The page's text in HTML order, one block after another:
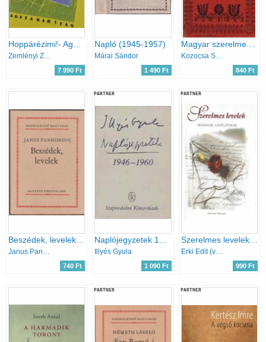
7 990 Ft
Napló (1945-1957)
Márai Sándor
1 490 Ft
Magyar szerelmes levelek 1528-1944
Kozocsa Sándor (Szerk.)
840 Ft
Janus Pannonius
740 Ft
PARTNER
Illyés Gyula
1 090 Ft
PARTNER
Szerelmes levelek (irodalmi levéltitkok)
Erki Edit (válogatta)
990 Ft
PARTNER PARTNER